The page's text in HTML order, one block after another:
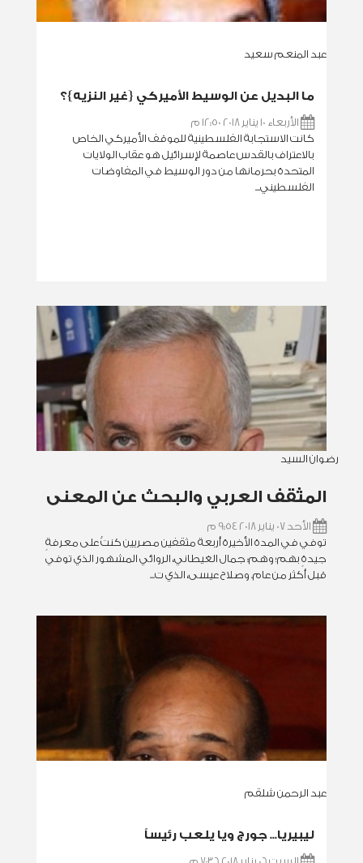
عبد المنعم سعيد
ما البديل عن الوسيط الأميركي {غير النزيه}؟
الأربعاء 10 يناير 2018 12:50 م
كانت الاستجابة الفلسطينية للموقف الأميركي الخاص
بالاعتراف بالقدس عاصمة لإسرائيل هو عقاب الولايات
المتحدة بحرمانها من دور الوسيط في المفاوضات
الفلسطيني...
رضوان السيد
المثقف العربي والبحث عن المعنى
الأحد 07 يناير 2018 9:54 م
توفي في المدة الأخيرة أربعة مثقفين مصريين كنتُ على معرفةٍ
جيدةٍ بهم؛ وهم: جمال الغيطاني، الروائي المشهور الذي توفي
قبل أكثر من عام. وصلاح عيسى، الذي ت...
عبد الرحمن شلقم
ليبيريا... جورج ويا يلعب رئيساً